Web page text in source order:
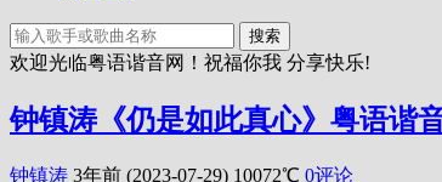
搜索
欢迎光临粤语谐音网！祝福你我 分享快乐!
钟镇涛《仍是如此真心》粤语谐
钟镇涛 3年前 (2023-07-29) 10072℃ 0评论